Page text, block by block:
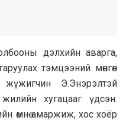
дэлхийн аварга,
тэмцээний мөнгөн
Э.Энэрэлтэй
хугацааг үдсэн.
өмнө амаржиж, хос хоёр